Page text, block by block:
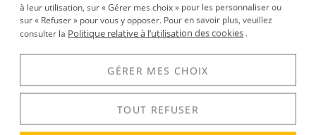
DÉCOUVERTE
Voir tous les produits : Neisson
à leur utilisation, sur « Gérer mes choix » pour les personnaliser ou
sur « Refuser » pour vous y opposer. Pour en savoir plus, veuillez
consulter la Politique relative à l’utilisation des cookies .
GÉRER MES CHOIX
TOUT REFUSER